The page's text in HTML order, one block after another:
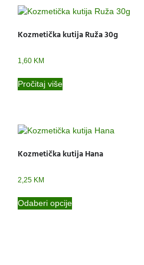
Kozmetička kutija Ruža 30g
1,60 KM
Pročitaj više
Kozmetička kutija Hana
2,25 KM
Odaberi opcije